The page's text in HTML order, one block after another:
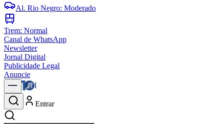
Al. Rio Negro: Moderado
Trem: Normal
Canal de WhatsApp
Newsletter
Jornal Digital
Publicidade Legal
Anuncie
Entrar